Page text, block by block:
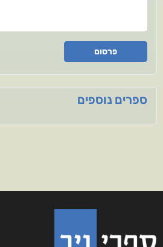
פרסום
ספרים נוספים